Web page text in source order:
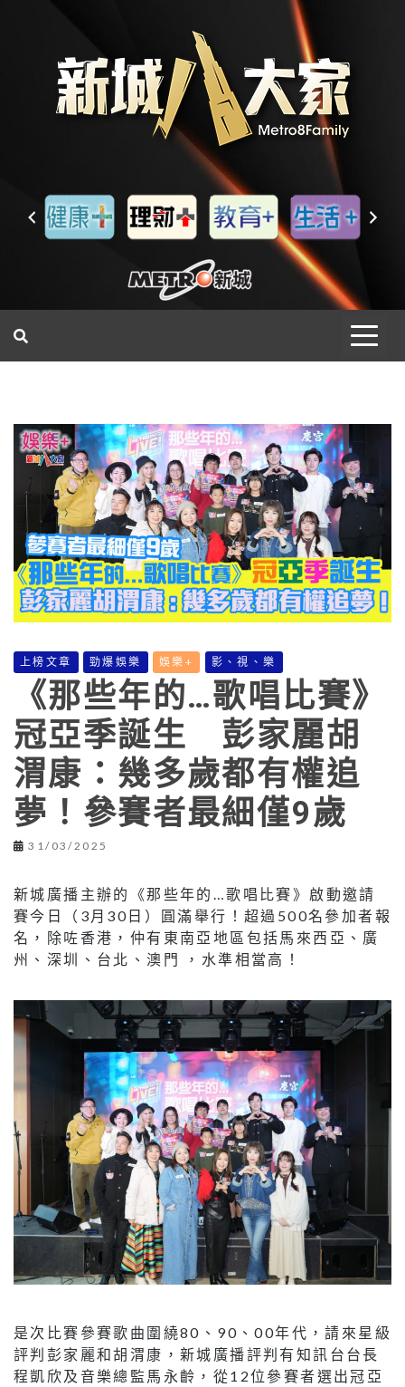
上榜文章 勁爆娛樂 娛樂+ 影、視、樂
《那些年的…歌唱比賽》
冠亞季誕生 彭家麗胡
渭康：幾多歲都有權追
夢！參賽者最細僅9歲
31/03/2025
新城廣播主辦的《那些年的…歌唱比賽》啟動邀請
賽今日（3月30日）圓滿舉行！超過500名參加者報
名，除咗香港，仲有東南亞地區包括馬來西亞、廣
州、深圳、台北、澳門 ，水準相當高！
是次比賽參賽歌曲圍繞80、90、00年代，請來星級
評判彭家麗和胡渭康，新城廣播評判有知訊台台長
程凱欣及音樂總監馬永齡，從12位參賽者選出冠亞